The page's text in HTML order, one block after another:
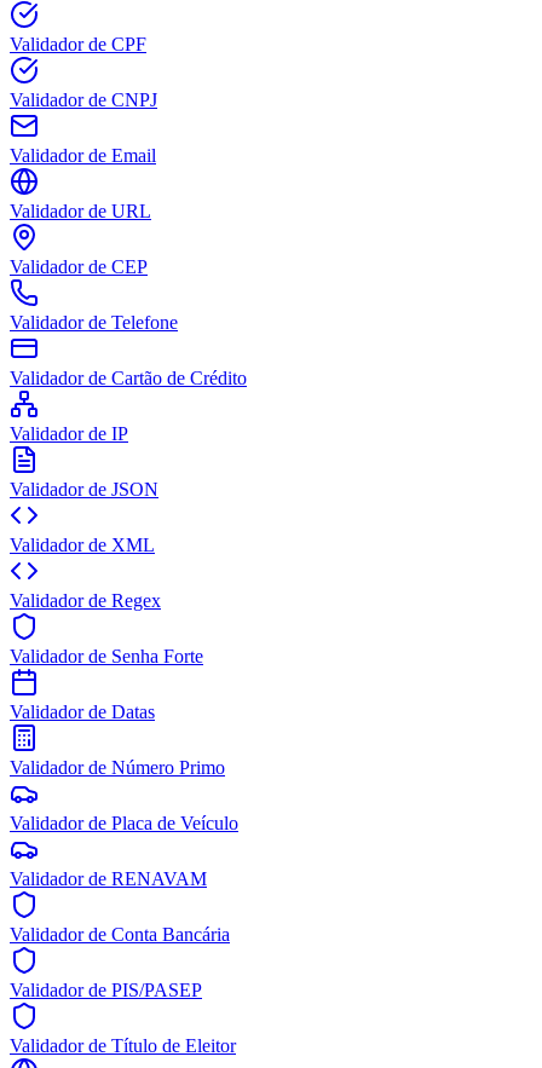
Validador de CPF
Validador de CNPJ
Validador de Email
Validador de URL
Validador de CEP
Validador de Telefone
Validador de Cartão de Crédito
Validador de IP
Validador de JSON
Validador de XML
Validador de Regex
Validador de Senha Forte
Validador de Datas
Validador de Número Primo
Validador de Placa de Veículo
Validador de RENAVAM
Validador de Conta Bancária
Validador de PIS/PASEP
Validador de Título de Eleitor